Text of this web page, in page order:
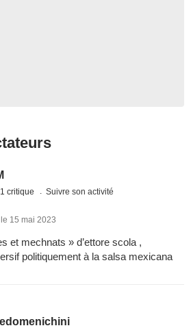
1 critique Suivre son activité
15 mai 2023
et mechnats » d’ettore scola ,
politiquement à la salsa mexicana